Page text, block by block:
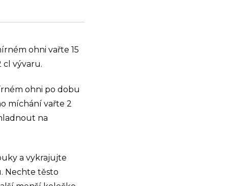
ohni vařte 15
cl vývaru.
ohni po dobu
míchání vařte 2
na
a vykrajujte
Nechte těsto